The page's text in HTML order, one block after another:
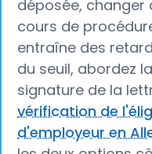
déposée, changer
cours de
entraîne des
du seuil, abordez
signature de la
vérification de
d'employeur en